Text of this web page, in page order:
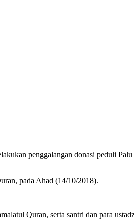
penggalangan donasi peduli Palu
pada Ahad (14/10/2018).
Quran, serta santri dan para